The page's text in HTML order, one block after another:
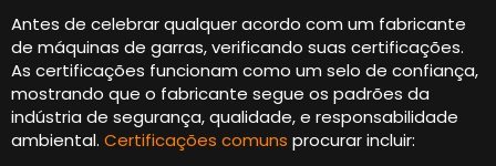
Antes de celebrar qualquer acordo com um fabricante
de máquinas de garras, verificando suas certificações.
As certificações funcionam como um selo de confiança,
mostrando que o fabricante segue os padrões da
indústria de segurança, qualidade, e responsabilidade
ambiental. Certificações comuns procurar incluir: